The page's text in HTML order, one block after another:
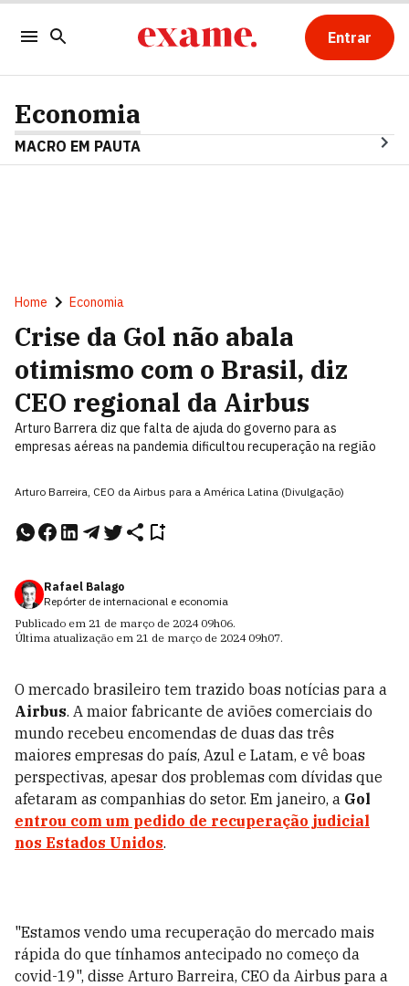
Entrar
Economia
MACRO EM PAUTA
Home Economia
Crise da Gol não abala
otimismo com o Brasil, diz
CEO regional da Airbus
Arturo Barrera diz que falta de ajuda do governo para as
empresas aéreas na pandemia dificultou recuperação na região
Arturo Barreira, CEO da Airbus para a América Latina (Divulgação)
Rafael Balago
Repórter de internacional e economia
Publicado em 21 de março de 2024 09h06.
Última atualização em 21 de março de 2024 09h07.
O mercado brasileiro tem trazido boas notícias para a
Airbus. A maior fabricante de aviões comerciais do
mundo recebeu encomendas de duas das três
maiores empresas do país, Azul e Latam, e vê boas
perspectivas, apesar dos problemas com dívidas que
afetaram as companhias do setor. Em janeiro, a Gol
entrou com um pedido de recuperação judicial
nos Estados Unidos.
"Estamos vendo uma recuperação do mercado mais
rápida do que tínhamos antecipado no começo da
covid-19", disse Arturo Barreira, CEO da Airbus para a